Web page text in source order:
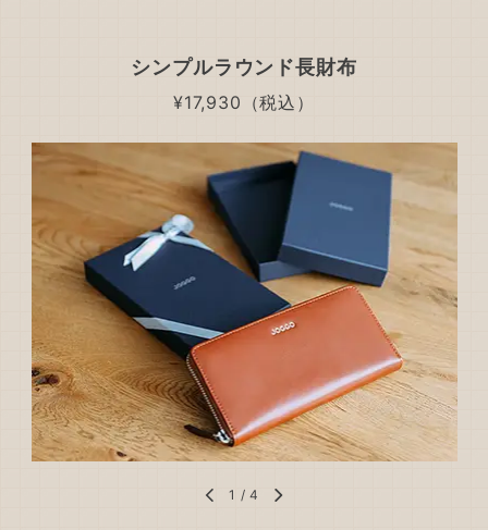
シンプルラウンド長財布
¥17,930（税込）
1 / 4